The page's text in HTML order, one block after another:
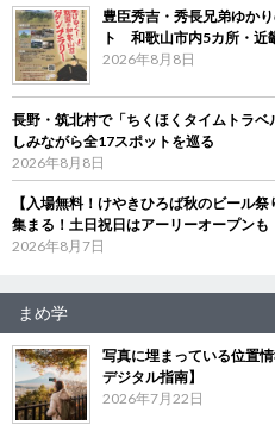
豊臣秀吉・秀長兄弟ゆか
ト 和歌山市内5カ所・近
2026年8月8日
長野・筑北村で「ちくほくタイムトラ
しみながら全17スポットを巡る
2026年8月8日
【入場無料！けやきひろば秋のビール
集まる！土日祝日はアーリーオープンも
2026年8月7日
まめ学
写真に埋まっている位置
デジタル指南】
2026年7月22日